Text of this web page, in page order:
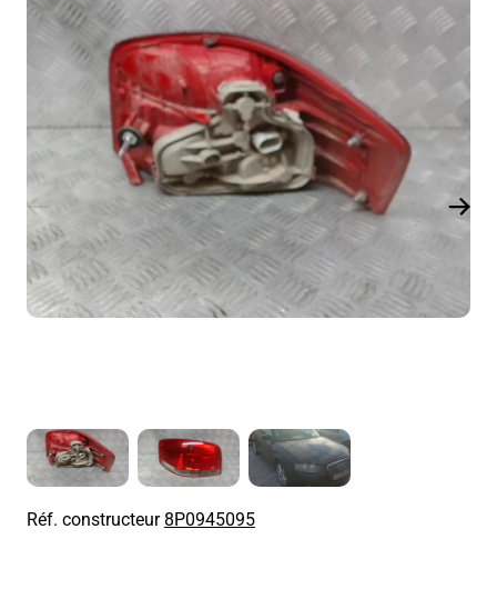
Réf. constructeur8P0945095